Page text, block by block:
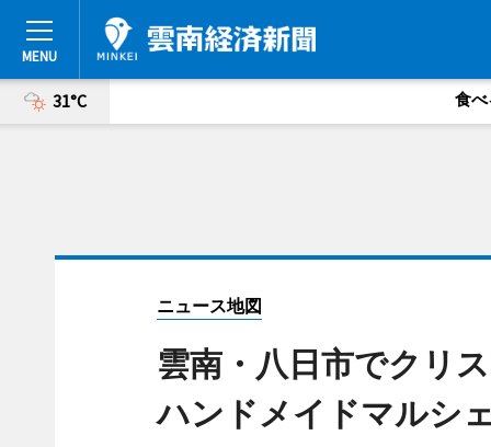
31°C 食べ
ニュース地図
雲南・八日市でクリ
ハンドメイドマルシ